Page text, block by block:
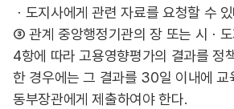
ㆍ도지사에게 관련 자료를 요청할 수
③ 관계 중앙행정기관의 장 또는 시ㆍ
4항에 따라 고용영향평가의 결과를 정
한 경우에는 그 결과를 30일 이내에 교
동부장관에게 제출하여야 한다.